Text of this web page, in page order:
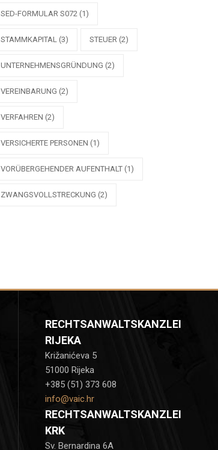
SED-FORMULAR S072 (1)
STAMMKAPITAL (3) STEUER (2)
UNTERNEHMENSGRÜNDUNG (2)
VEREINBARUNG (2)
VERFAHREN (2)
VERSICHERTE PERSONEN (1)
VORÜBERGEHENDER AUFENTHALT (1)
ZWANGSVOLLSTRECKUNG (2)
RECHTSANWALTSKANZLEI
RIJEKA
Križanićeva 5
51000 Rijeka
+385 (51) 373 608
info@vaic.hr
RECHTSANWALTSKANZLEI
KRK
Sv. Bernardina 6A